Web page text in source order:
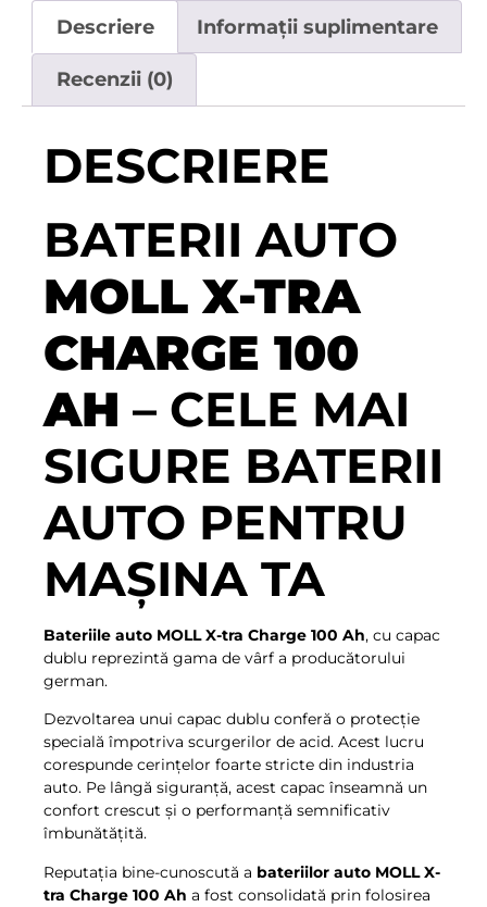
Descriere Informații suplimentare
Recenzii (0)
DESCRIERE
BATERII AUTO
MOLL X-TRA
CHARGE 100
AH – CELE MAI
SIGURE BATERII
AUTO PENTRU
MAȘINA TA
Bateriile auto MOLL X-tra Charge 100 Ah, cu capac
dublu reprezintă gama de vârf a producătorului
german.
Dezvoltarea unui capac dublu conferă o protecție
specială împotriva scurgerilor de acid. Acest lucru
corespunde cerințelor foarte stricte din industria
auto. Pe lângă siguranță, acest capac înseamnă un
confort crescut și o performanță semnificativ
îmbunătățită.
Reputația bine-cunoscută a bateriilor auto MOLL X-
tra Charge 100 Ah a fost consolidată prin folosirea